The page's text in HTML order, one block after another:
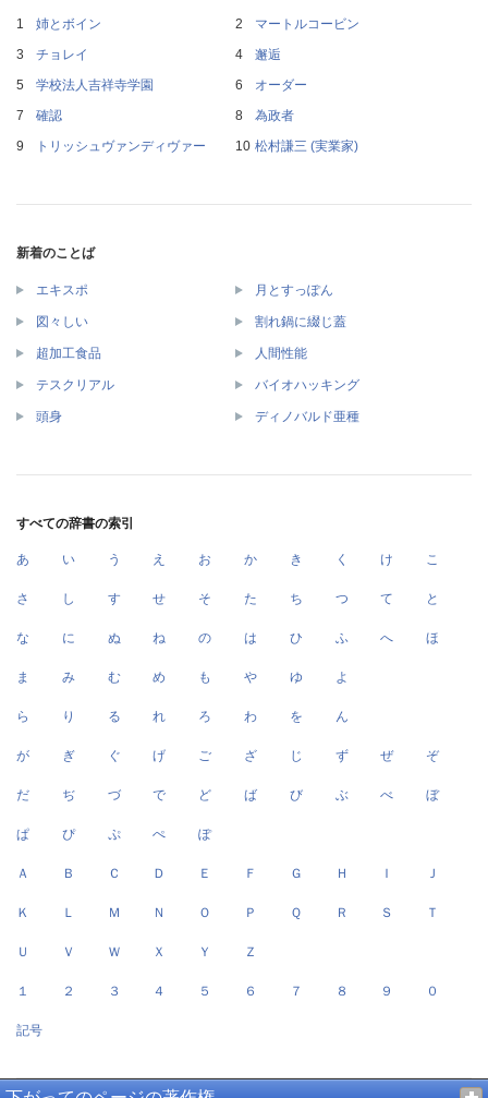
姉とボイン
マートルコービン
チョレイ
邂逅
学校法人吉祥寺学園
オーダー
確認
為政者
トリッシュヴァンディヴァー
松村謙三 (実業家)
新着のことば
エキスポ 月とすっぽん
図々しい 割れ鍋に綴じ蓋
超加工食品 人間性能
テスクリアル バイオハッキング
頭身 ディノバルド亜種
すべての辞書の索引
あ い う え お か き く け こ
さ し す せ そ た ち つ て と
な に ぬ ね の は ひ ふ へ ほ
ま み む め も や ゆ よ
ら り る れ ろ わ を ん
が ぎ ぐ げ ご ざ じ ず ぜ ぞ
だ ぢ づ で ど ば び ぶ べ ぼ
ぱ ぴ ぷ ぺ ぽ
Ａ Ｂ Ｃ Ｄ Ｅ Ｆ Ｇ Ｈ Ｉ Ｊ
Ｋ Ｌ Ｍ Ｎ Ｏ Ｐ Ｑ Ｒ Ｓ Ｔ
Ｕ Ｖ Ｗ Ｘ Ｙ Ｚ
１ ２ ３ ４ ５ ６ ７ ８ ９ ０
記号